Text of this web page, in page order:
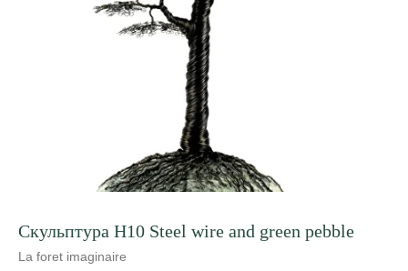
Скульптура H10 Steel wire and green pebble
La foret imaginaire